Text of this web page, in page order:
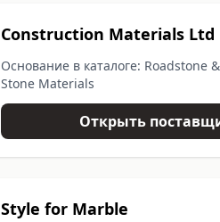
Construction Materials Ltd
Основание в каталоге: Roadstone
Stone Materials
Открыть
Style for Marble